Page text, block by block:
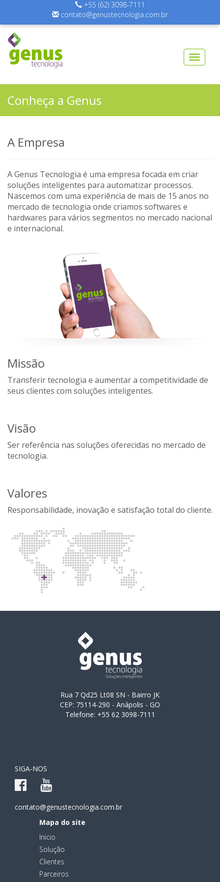
+55 (62) 3098-7111
contato@genustecnologia.com.br
Toggle
Conheça a Genus
A Empresa
A Genus Tecnologia é uma empresa focada em criar
soluções inteligentes para automatizar processos.
Nascemos com uma experiência de mais de 15 anos no
mercado de tecnologia onde criamos softwares e
hardwares para vários segmentos no mercado nacional
e internacional.
Missão
Transferir tecnologia e aumentar a competitividade de
seus clientes com soluções inteligentes.
Visão
Ser referência nas soluções oferecidas no mercado de
tecnologia.
Valores
Responsabilidade, inovação e satisfação total do cliente.
Rua 7 Qd25 Lt08 SN - Bairro JK
CEP: 75114-290 - Anápolis - GO
Telefone: +55 62 3098-7111
SIGA-NOS
contato@genustecnologia.com.br
Mapa do site
Inicio
Solução
Clientes
Parceiros